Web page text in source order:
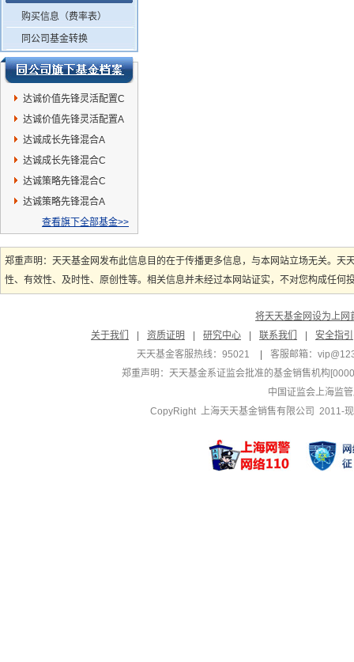
购买信息（费率表）
同公司基金转换
达诚价值先锋灵活配置C
达诚价值先锋灵活配置A
达诚成长先锋混合A
达诚成长先锋混合C
达诚策略先锋混合C
达诚策略先锋混合A
查看旗下全部基金>>
郑重声明：天天基金网发布此信息目的在于传播更多信息，与本网站立场无关。
性、有效性、及时性、原创性等。相关信息并未经过本网站证实，不对您构成任
将天天基金网设为上网
关于我们
资质证明 研究中心 联系我们
安全指引
天天基金客服热线：95021
客服邮箱：
郑重声明： 天天基金系证监会批准的基金销售机构
中国证监会上海监
CopyRight 上海天天基金销售有限公司 2011-